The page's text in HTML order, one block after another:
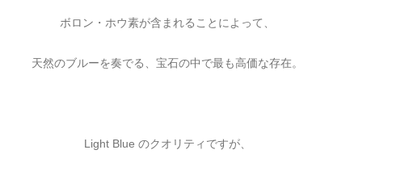
ボロン・ホウ素が含まれることによって、
天然のブルーを奏でる、宝石の中で最も高価な存在。
Light Blue のクオリティですが、